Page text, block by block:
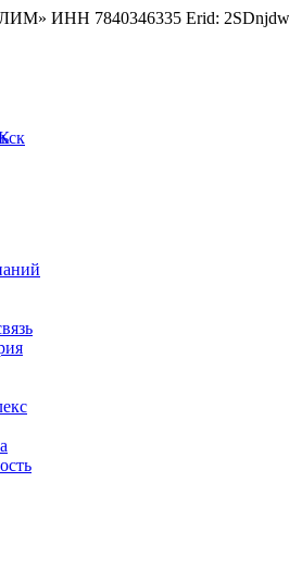
ИНН 7840346335 Erid: